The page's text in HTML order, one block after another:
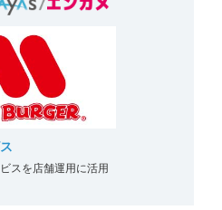
スを店舗運用に活用